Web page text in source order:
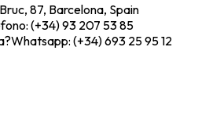
87, Barcelona, Spain
(+34) 93 207 53 85
Whatsapp: (+34) 693 25 95 12